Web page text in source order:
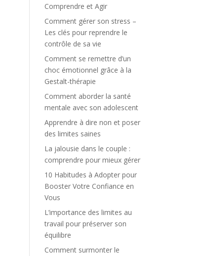
Comprendre et Agir
Comment gérer son stress –
Les clés pour reprendre le
contrôle de sa vie
Comment se remettre d’un
choc émotionnel grâce à la
Gestalt-thérapie
Comment aborder la santé
mentale avec son adolescent
Apprendre à dire non et poser
des limites saines
La jalousie dans le couple :
comprendre pour mieux gérer
10 Habitudes à Adopter pour
Booster Votre Confiance en
Vous
L’importance des limites au
travail pour préserver son
équilibre
Comment surmonter le